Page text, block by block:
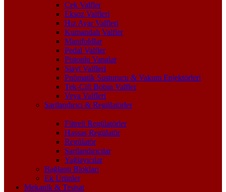
Çek Valfler
Eksoz Valfleri
Hız Ayar Valfleri
Kumandalı Valfler
Manifoldlar
Pedal Valfler
Pistonlu Vanalar
Slayt Valfleri
Pnömatik Susturucu & Vakum Enjektörleri
Tek-Çift Bobin Valfler
Veya Valfleri
Şartlandırıcı & Regülatörler
Filtreli Regülatörler
Hassas Regülatör
Regülatör
Şartlandırıcılar
Yağlayıcılar
Bağlantı Blokları
Ek Ürünler
Mekanik & Tesisat